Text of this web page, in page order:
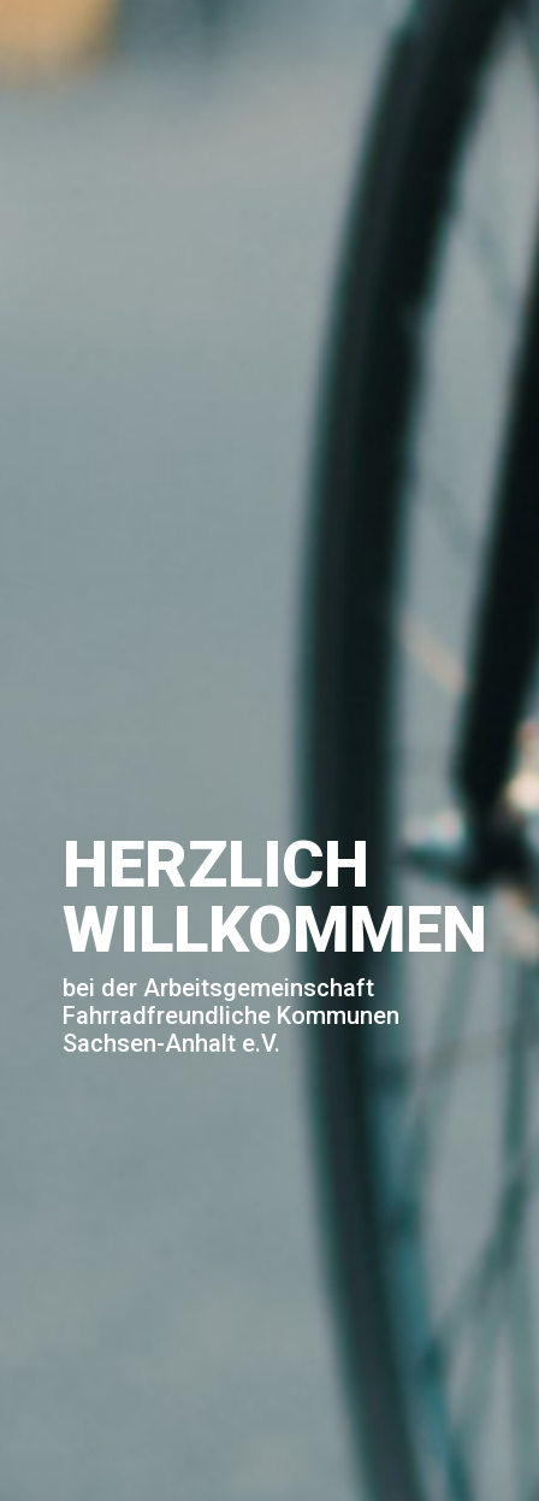
HERZLICH
WILLKOMMEN
bei der Arbeitsgemeinschaft
Fahrradfreundliche Kommunen
Sachsen-Anhalt e.V.